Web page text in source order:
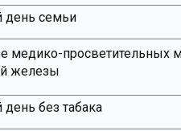
день семьи
медико-просветительных
железы
без табака